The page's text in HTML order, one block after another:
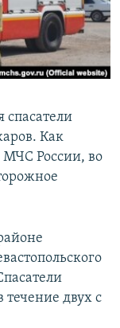
спасатели
Как
МЧС России, во
двух с